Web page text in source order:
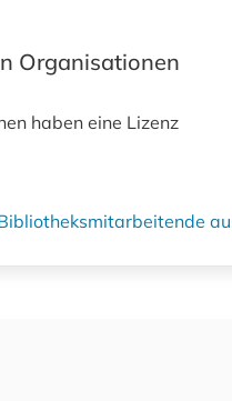
Organisationen
haben eine Lizenz